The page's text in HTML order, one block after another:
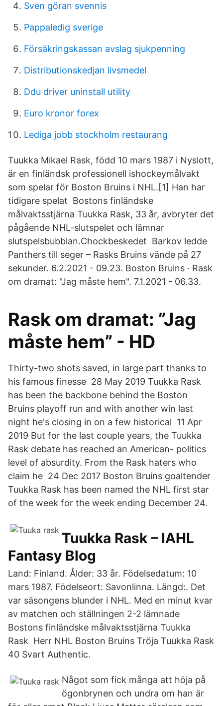
Sven göran svennis
Pappaledig sverige
Försäkringskassan avslag sjukpenning
Distributionskedjan livsmedel
Ddu driver uninstall utility
Euro kronor forex
Lediga jobb stockholm restaurang
Tuukka Mikael Rask, född 10 mars 1987 i Nyslott,
är en finländsk professionell ishockeymålvakt
som spelar för Boston Bruins i NHL.[1] Han har
tidigare spelat Bostons finländske
målvaktsstjärna Tuukka Rask, 33 år, avbryter det
pågående NHL-slutspelet och lämnar
slutspelsbubblan.Chockbeskedet Barkov ledde
Panthers till seger – Rasks Bruins vände på 27
sekunder. 6.2.2021 - 09.23. Boston Bruins · Rask
om dramat: "Jag måste hem". 7.1.2021 - 06.33.
Rask om dramat: ”Jag
måste hem” - HD
Thirty-two shots saved, in large part thanks to
his famous finesse 28 May 2019 Tuukka Rask
has been the backbone behind the Boston
Bruins playoff run and with another win last
night he's closing in on a few historical 11 Apr
2019 But for the last couple years, the Tuukka
Rask debate has reached an American- politics
level of absurdity. From the Rask haters who
claim he 24 Dec 2017 Boston Bruins goaltender
Tuukka Rask has been named the NHL first star
of the week for the week ending December 24.
Tuukka Rask – IAHL
Fantasy Blog
Land: Finland. Ålder: 33 år. Födelsedatum: 10
mars 1987. Födelseort: Savonlinna. Längd:. Det
var säsongens blunder i NHL. Med en minut kvar
av matchen och ställningen 2-2 lämnade
Bostons finländske målvaktsstjärna Tuukka
Rask Herr NHL Boston Bruins Tröja Tuukka Rask
40 Svart Authentic.
Något som fick många att höja på
ögonbrynen och undra om han är